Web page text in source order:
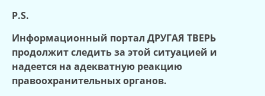
P.S.
Информационный портал ДРУГАЯ ТВЕРЬ
продолжит следить за этой ситуацией и
надеется на адекватную реакцию
правоохранительных органов.